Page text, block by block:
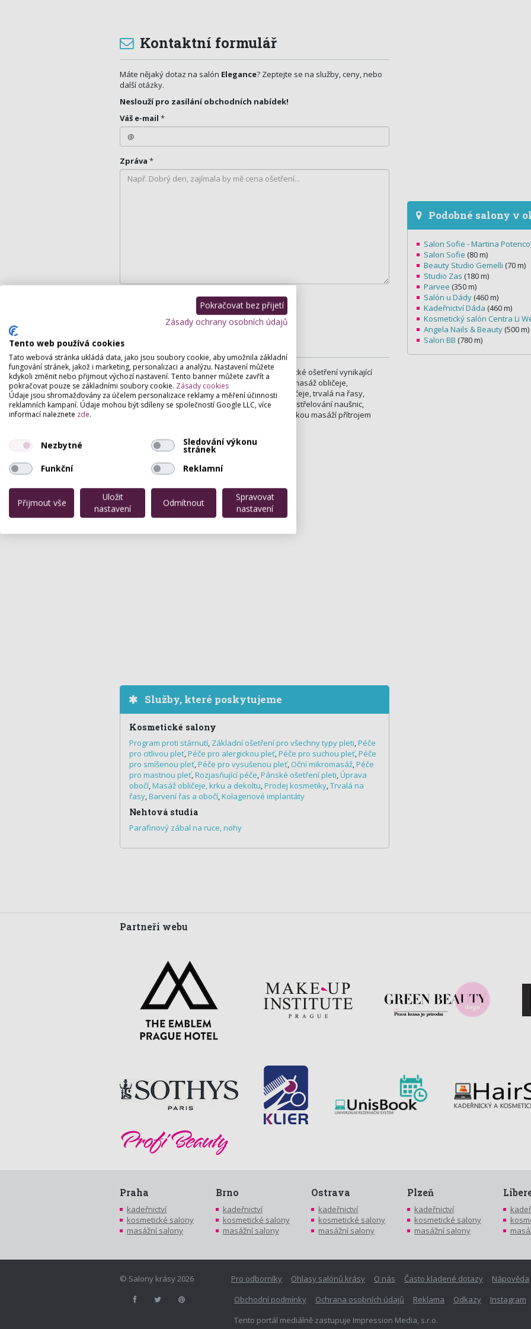
Kontaktní formulář
Máte nějaký dotaz na salón Elegance? Zeptejte se na služby, ceny, nebo
další otázky.
Neslouží pro zasílání obchodních nabídek!
Váš e-mail *
Zpráva *
Individuální péče v příjemném prostředí, kosmetické ošetření vynikající
kosmetikou Biodroga za super ceny! Lymfatická masáž obličeje,
mikromasáž očního okolí, čokoládová masáž obličeje, trvalá na řasy,
barvení řas a obočí, parafinový zábal na ruce, nastřelování naušnic,
depilace teplým voskem, vypínání pleti elektronickou masáží přítrojem
Služby, které poskytujeme
Kosmetické salony
Program proti stárnutí, Základní ošetření pro všechny typy pleti,Péče
pro citlivou pleť,Péče pro alergickou pleť,Péče pro suchou pleť,Péče
pro smíšenou pleť,Péče pro vysušenou pleť, Oční mikromasáž,Péče
pro mastnou pleť,Rozjasňující péče,Pánské ošetření pleti,Úprava
obočí,Masáž obličeje, krku a dekoltu,Prodej kosmetiky,Trvalá na
řasy,Barvení řas a obočí,Kolagenové implantáty
Nehtová studia
Parafinový zábal na ruce, nohy
Podobné salony v
Salon Sofie - Martina
Salon Sofie (80 m)
Beauty Studio Gemelli (70 m)
Studio Zas (180 m)
Parvee (350 m)
Salón u Dády (460 m)
Kadeřnictví Dáda (460 m)
Kosmetický salón Centra Li
Angela Nails & Beauty (500 m)
Salon BB (780 m)
Partneři webu
Praha
kadeřnictví
kosmetické salony
masážní salony
Brno
kadeřnictví
kosmetické salony
masážní salony
Ostrava
kadeřnictví
kosmetické salony
masážní salony
Plzeň
kadeřnictví
kosmetické salony
masážní salony
Pro odborníky Ohlasy salónů krásy O nás Často kladené dotazy Nápověda
Obchodní podmínky
Ochrana osobních údajů Reklama Odkazy Instagram
Tento portál mediálně zastupuje Impression Media, s.r.o.
© Salony krásy 2026
Pokračovat bez přijetí
Zásady ochrany osobních údajů
Tento web používá cookies
Tato webová stránka ukládá data, jako jsou soubory cookie, aby umožnila základní
fungování stránek, jakož i marketing, personalizaci a analýzu. Nastavení můžete
kdykoli změnit nebo přijmout výchozí nastavení. Tento banner můžete zavřít a
pokračovat pouze se základními soubory cookie. Zásady cookies
Údaje jsou shromažďovány za účelem personalizace reklamy a měření účinnosti
reklamních kampaní. Údaje mohou být sdíleny se společností Google LLC, více
informací naleznete zde.
Nezbytné Sledování výkonu
stránek
Funkční
Reklamní
Přijmout vše
Uložit
nastavení
Odmítnout
Spravovat
nastavení